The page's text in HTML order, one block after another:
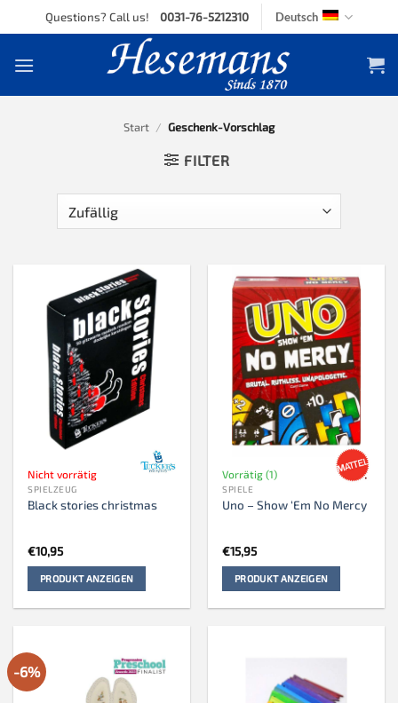
to
Questions? Call us! 0031-76-5212310 Deutsch
Start / Geschenk-Vorschlag
FILTER
Nicht vorrätig
SPIELZEUG
Black stories christmas
€10,95
PRODUKT ANZEIGEN
Vorrätig (1)
SPIELE
Uno – Show ‘Em No Mercy
€15,95
PRODUKT ANZEIGEN
-6%